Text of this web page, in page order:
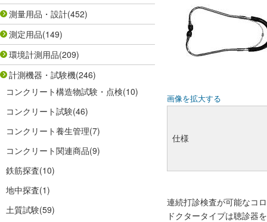
測量用品・設計(452)
測定用品(149)
環境計測用品(209)
計測機器・試験機(246)
コンクリート構造物試験・点検(10)
コンクリート試験(46)
コンクリート養生管理(7)
コンクリート関連商品(9)
鉄筋探査(10)
地中探査(1)
土質試験(59)
画像を拡大する
仕様
連続打診検査が可能なコ
ドクタータイプは聴診器